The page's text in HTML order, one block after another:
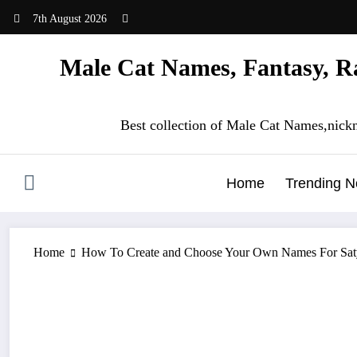
7th August 2026
Male Cat Names, Fantasy,
Best collection of Male Cat
Home Trending
Home How To Create and Choose Your Own Names For